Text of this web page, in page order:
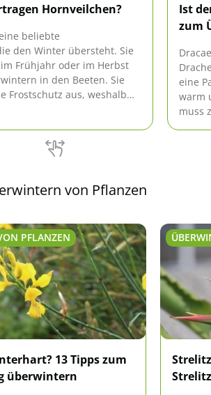
Hornveilchen?
beliebte
den Winter übersteht. Sie
Frühjahr oder im Herbst
in den Beeten. Sie
Frostschutz aus, weshalb
Ist
zum
eine
warm
muss
von Pflanzen
PFLANZEN
13 Tipps zum
überwintern